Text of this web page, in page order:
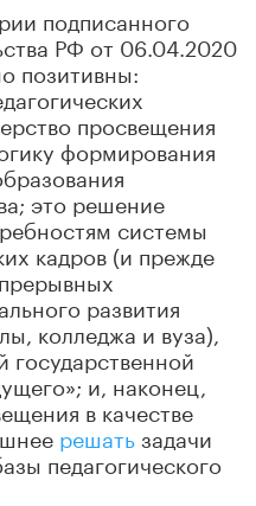
подписанного
РФ от 06.04.2020
позитивны:
просвещения
формирования
это решение
системы
кадров (и прежде
развития
колледжа и вуза),
государственной
и, наконец,
в качестве
решатьзадачи
педагогического